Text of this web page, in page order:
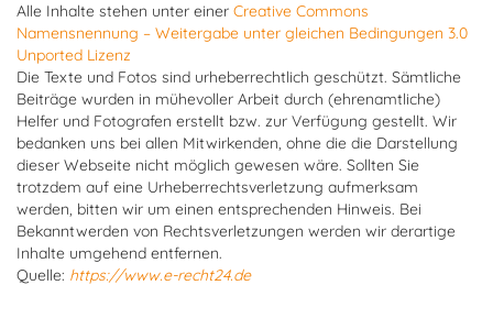
Alle Inhalte stehen unter einer Creative Commons
Namensnennung – Weitergabe unter gleichen Bedingungen 3.0
Unported Lizenz
Die Texte und Fotos sind urheberrechtlich geschützt. Sämtliche
Beiträge wurden in mühevoller Arbeit durch (ehrenamtliche)
Helfer und Fotografen erstellt bzw. zur Verfügung gestellt. Wir
bedanken uns bei allen Mitwirkenden, ohne die die Darstellung
dieser Webseite nicht möglich gewesen wäre. Sollten Sie
trotzdem auf eine Urheberrechtsverletzung aufmerksam
werden, bitten wir um einen entsprechenden Hinweis. Bei
Bekanntwerden von Rechtsverletzungen werden wir derartige
Inhalte umgehend entfernen.
Quelle: https://www.e-recht24.de